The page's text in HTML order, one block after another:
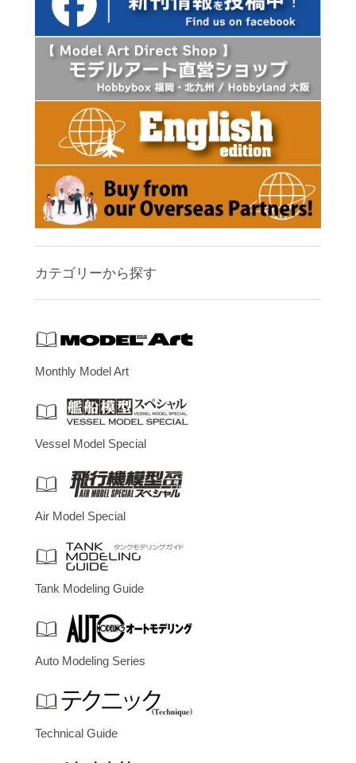
カテゴリーから探す
Monthly Model Art
Vessel Model Special
Air Model Special
Tank Modeling Guide
Auto Modeling Series
Technical Guide